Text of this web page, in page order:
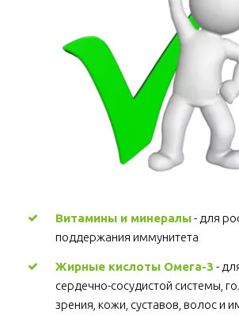
Витамины и минералы - для
поддержания иммунитета
Жирные кислоты Омега-3 -
сердечно-сосудистой системы,
зрения, кожи, суставов, волос и